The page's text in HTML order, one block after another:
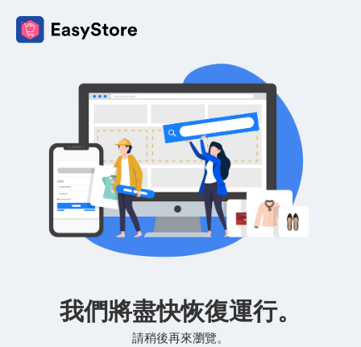
我們將盡快恢復運行。
請稍後再來瀏覽。